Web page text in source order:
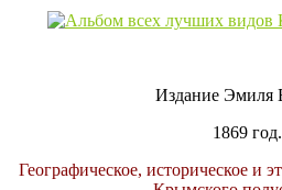
Издание Эмиля
1869 год.
Географическое, историческое и